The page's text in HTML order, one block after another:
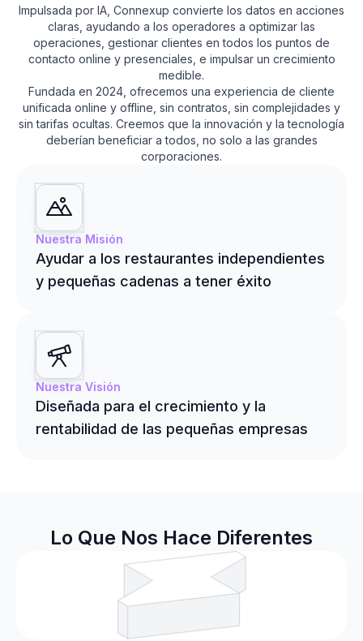
Impulsada por IA, Connexup convierte los datos en acciones
claras, ayudando a los operadores a optimizar las
operaciones, gestionar clientes en todos los puntos de
contacto online y presenciales, e impulsar un crecimiento
medible.
Fundada en 2024, ofrecemos una experiencia de cliente
unificada online y offline, sin contratos, sin complejidades y
sin tarifas ocultas. Creemos que la innovación y la tecnología
deberían beneficiar a todos, no solo a las grandes
corporaciones.
Nuestra Misión
Ayudar a los restaurantes independientes
y pequeñas cadenas a tener éxito
Nuestra Visión
Diseñada para el crecimiento y la
rentabilidad de las pequeñas empresas
Lo Que Nos Hace Diferentes